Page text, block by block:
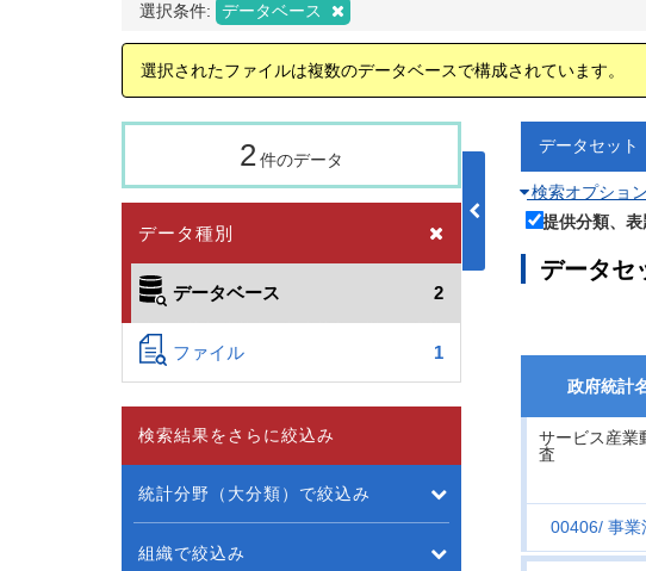
選択条件: データベース
選択されたファイルは複数のデータベースで構成されています。
2件のデータ
データ種別
データベース 2
ファイル 1
検索オプション
提供分類、
データセ
政府統計
サービス産業
査
00406 事業
検索結果をさらに絞込み
統計分野（大分類）で絞込み
組織で絞込み